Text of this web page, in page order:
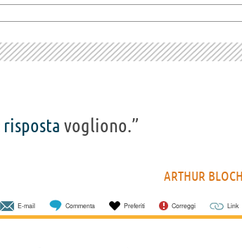
risposta vogliono.”
ARTHUR
E-mail Commenta Preferiti Correggi Link